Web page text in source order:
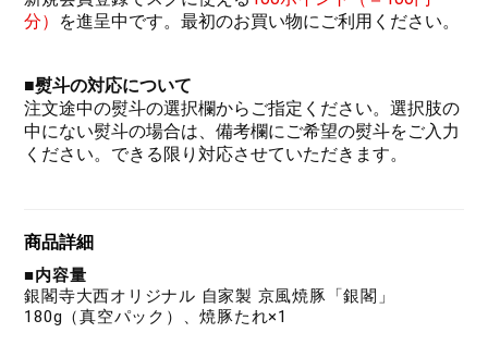
分） を進呈中です。最初のお買い物にご利用ください。
■熨斗の対応について
注文途中の熨斗の選択欄からご指定ください。選択肢の
中にない熨斗の場合は、備考欄にご希望の熨斗をご入力
ください。できる限り対応させていただきます。
商品詳細
■内容量
銀閣寺大西オリジナル 自家製 京風焼豚「銀閣」
180g（真空パック）、焼豚たれ×1